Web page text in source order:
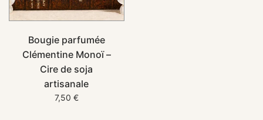
Bougie parfumée
Clémentine Monoï –
Cire de soja
artisanale
7,50 €